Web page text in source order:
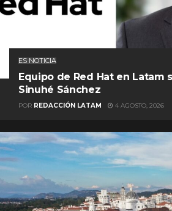
ES NOTICIA
Equipo de Red Hat en Latam
Sinuhé Sánchez
POR REDACCIÓN LATAM 4 AGOSTO, 2026